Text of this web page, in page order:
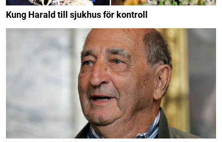
Kung Harald till sjukhus för kontroll